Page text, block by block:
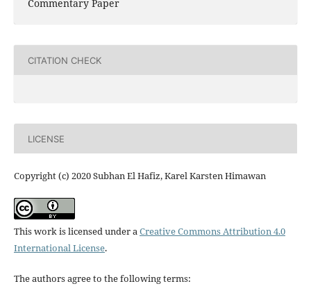
Commentary Paper
CITATION CHECK
LICENSE
Copyright (c) 2020 Subhan El Hafiz, Karel Karsten Himawan
This work is licensed under aCreative Commons Attribution 4.0
International License.
The authors agree to the following terms: